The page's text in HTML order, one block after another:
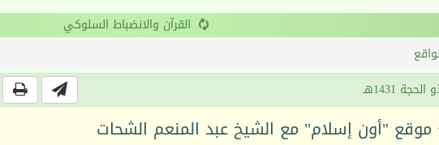
القرآن والانضباط السلوكي
موقع "أون إسلام" مع الشيخ عبد المنعم الشحات